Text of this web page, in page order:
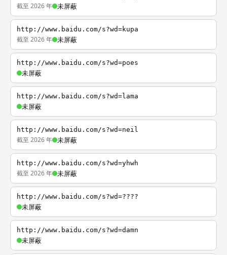
截至 2026 年 未屏蔽
http://www.baidu.com/s?wd=kupa
截至 2026 年 未屏蔽
http://www.baidu.com/s?wd=poes
未屏蔽
http://www.baidu.com/s?wd=lama
未屏蔽
http://www.baidu.com/s?wd=neil
截至 2026 年 未屏蔽
http://www.baidu.com/s?wd=yhwh
截至 2026 年 未屏蔽
http://www.baidu.com/s?wd=????
未屏蔽
http://www.baidu.com/s?wd=damn
未屏蔽